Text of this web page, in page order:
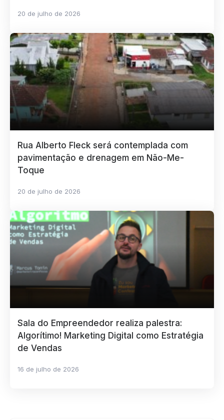
20 de julho de 2026
Rua Alberto Fleck será contemplada com
pavimentação e drenagem em Não-Me-
Toque
20 de julho de 2026
Sala do Empreendedor realiza palestra:
Algorítimo! Marketing Digital como Estratégia
de Vendas
16 de julho de 2026